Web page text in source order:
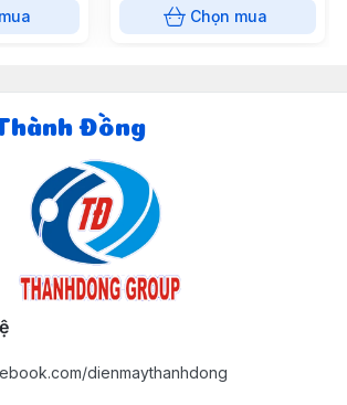
Chọn mua
Đồng
dienmaythanhdong